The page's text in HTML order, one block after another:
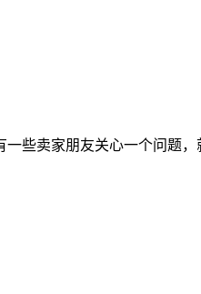
些卖家朋友关心一个问题